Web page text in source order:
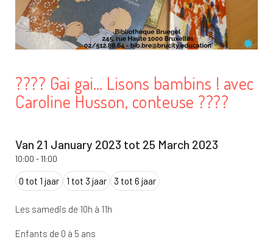
???? Gai gai… Lisons bambins ! avec
Caroline Husson, conteuse ????
Van 21 January 2023 tot 25 March 2023
10:00 -11:00
0 tot 1 jaar 1 tot 3 jaar 3 tot 6 jaar
Les samedis de 10h à 11h
Enfants de 0 à 5 ans